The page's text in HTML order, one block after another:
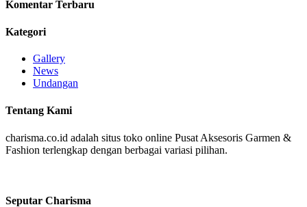
Komentar Terbaru
Kategori
Gallery
News
Undangan
Tentang Kami
charisma.co.id adalah situs toko online Pusat Aksesoris Garmen &
Fashion terlengkap dengan berbagai variasi pilihan.
Seputar Charisma